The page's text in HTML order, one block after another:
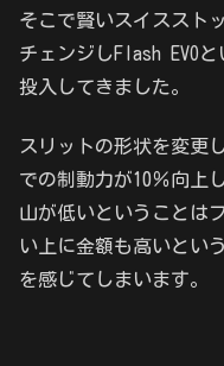
そこで賢いスイススト
チェンジしFlash EVO
投入してきました。
スリットの形状を変更
での制動力が10％向上
山が低いということは
い上に金額も高いとい
を感じてしまいます。